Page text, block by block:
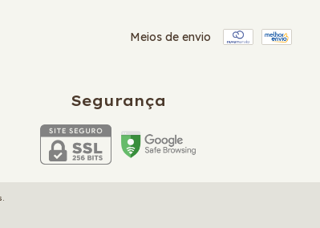
Meios de envio
Segurança